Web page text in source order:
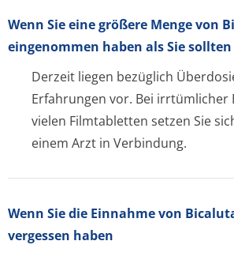
Wenn Sie eine größere Menge von
eingenommen haben als Sie sollten
Derzeit liegen bezüglich
Erfahrungen vor. Bei irrtümlicher
vielen Filmtabletten setzen Sie
einem Arzt in Verbindung.
Wenn Sie die Einnahme von
vergessen haben